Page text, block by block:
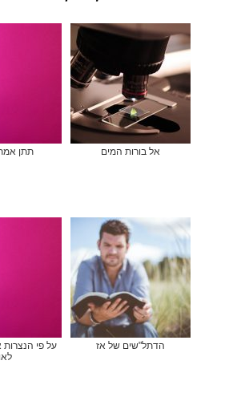
אל בורות המים תתן
הדתל"שים של אז
על פי הנצרות